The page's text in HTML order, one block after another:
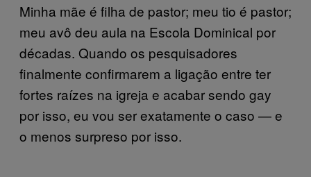
Minha mãe é filha de pastor; meu tio é pastor;
meu avô deu aula na Escola Dominical por
décadas. Quando os pesquisadores
finalmente confirmarem a ligação entre ter
fortes raízes na igreja e acabar sendo gay
por isso, eu vou ser exatamente o caso — e
o menos surpreso por isso.